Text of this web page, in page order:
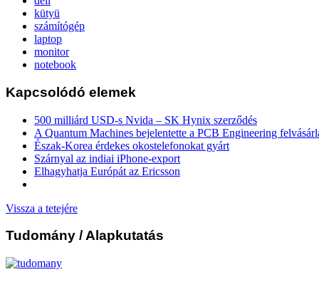
kütyü
számítógép
laptop
monitor
notebook
Kapcsolódó elemek
500 milliárd USD-s Nvida – SK Hynix szerződés
A Quantum Machines bejelentette a PCB Engineering
Észak-Korea érdekes okostelefonokat gyárt
Szárnyal az indiai iPhone-export
Elhagyhatja Európát az Ericsson
Vissza a tetejére
Tudomány / Alapkutatás